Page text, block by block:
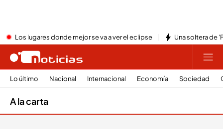
Los lugares donde mejor se va a ver el eclipse Una soltera de
Lo último Nacional Internacional Economía Sociedad
A la carta